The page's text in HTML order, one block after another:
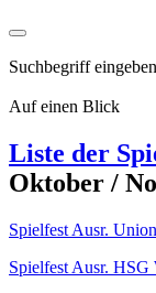
Suchbegriff eingeben
Auf einen Blick
Liste der
Oktober /
Spielfest Ausr.
Spielfest Ausr.